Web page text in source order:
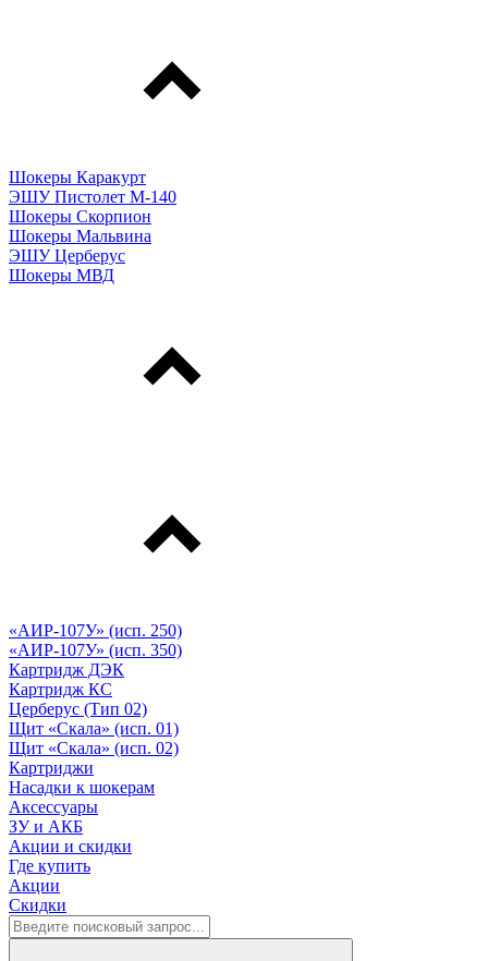
Шокеры Каракурт
ЭШУ Пистолет М-140
Шокеры Скорпион
Шокеры Мальвина
ЭШУ Церберус
Шокеры МВД
«АИР-107У» (исп. 250)
«АИР-107У» (исп. 350)
Картридж ДЭК
Картридж КС
Церберус (Тип 02)
Щит «Скала» (исп. 01)
Щит «Скала» (исп. 02)
Картриджи
Насадки к шокерам
Аксессуары
ЗУ и АКБ
Акции и скидки
Где купить
Акции
Скидки